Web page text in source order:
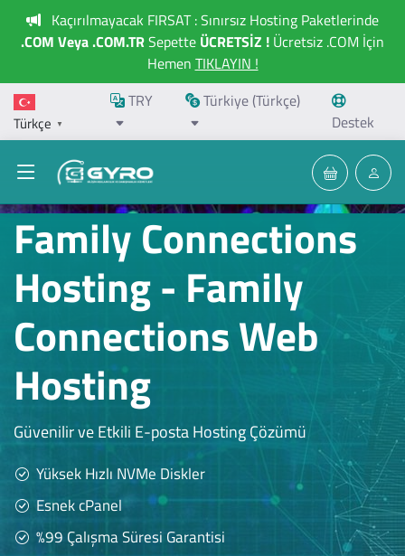
Kaçırılmayacak FIRSAT : Sınırsız Hosting Paketlerinde
.COM Veya .COM.TRSepette ÜCRETSİZ ! Ücretsiz .COM İçin
Hemen TIKLAYIN !
Türkçe ▼
TRY
Türkiye (Türkçe)
Destek
Family Connections
Hosting - Family
Connections Web
Hosting
Güvenilir ve Etkili E-posta Hosting Çözümü
Yüksek Hızlı NVMe Diskler
Esnek cPanel
%99 Çalışma Süresi Garantisi